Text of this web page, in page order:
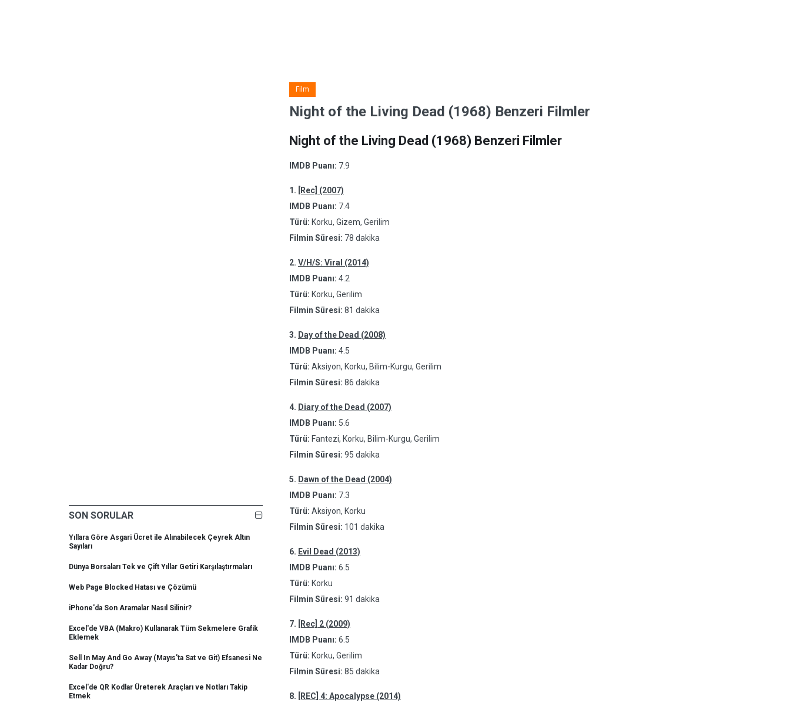
SON SORULAR
Yıllara Göre Asgari Ücret ile Alınabilecek Çeyrek Altın
Sayıları
Dünya Borsaları Tek ve Çift Yıllar Getiri Karşılaştırmaları
Web Page Blocked Hatası ve Çözümü
iPhone'da Son Aramalar Nasıl Silinir?
Excel'de VBA (Makro) Kullanarak Tüm Sekmelere Grafik
Eklemek
Sell In May And Go Away (Mayıs'ta Sat ve Git) Efsanesi Ne
Kadar Doğru?
Excel'de QR Kodlar Üreterek Araçları ve Notları Takip
Etmek
Film
Night of the Living Dead (1968) Benzeri Filmler
Night of the Living Dead (1968) Benzeri Filmler
IMDB Puanı: 7.9
1.
[Rec] (2007)
IMDB Puanı: 7.4
Türü: Korku, Gizem, Gerilim
Filmin Süresi: 78 dakika
2. V/H/S: Viral (2014)
IMDB Puanı: 4.2
Türü: Korku, Gerilim
Filmin Süresi: 81 dakika
3. Day of the Dead (2008)
IMDB Puanı: 4.5
Türü: Aksiyon, Korku, Bilim-Kurgu, Gerilim
Filmin Süresi: 86 dakika
4. Diary of the Dead (2007)
IMDB Puanı: 5.6
Türü: Fantezi, Korku, Bilim-Kurgu, Gerilim
Filmin Süresi: 95 dakika
5. Dawn of the Dead (2004)
IMDB Puanı: 7.3
Türü: Aksiyon, Korku
Filmin Süresi: 101 dakika
6. Evil Dead (2013)
IMDB Puanı: 6.5
Türü: Korku
Filmin Süresi: 91 dakika
7.
[Rec] 2 (2009)
IMDB Puanı: 6.5
Türü: Korku, Gerilim
Filmin Süresi: 85 dakika
8.
[REC] 4: Apocalypse (2014)